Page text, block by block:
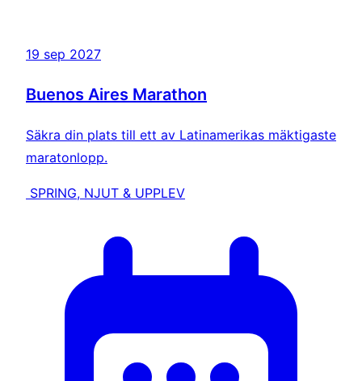
19 sep 2027
Buenos Aires Marathon
Säkra din plats till ett av Latinamerikas mäktigaste
maratonlopp.
SPRING, NJUT & UPPLEV